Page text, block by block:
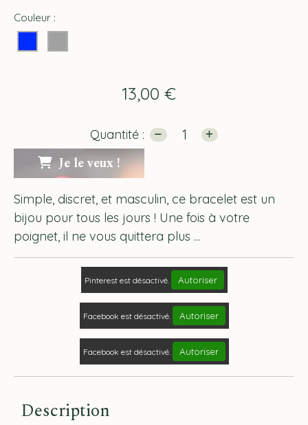
Couleur :
13,00 €
Quantité :
Je le veux !
Simple, discret, et masculin, ce bracelet est un
bijou pour tous les jours ! Une fois à votre
poignet, il ne vous quittera plus ...
Pinterest est désactivé. Autoriser
Facebook est désactivé. Autoriser
Facebook est désactivé. Autoriser
Description